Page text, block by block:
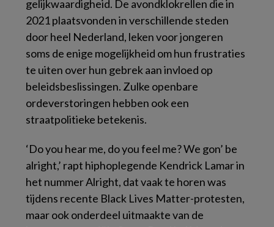
gelijkwaardigheid. De avondklokrellen die in
2021 plaatsvonden in verschillende steden
door heel Nederland, leken voor jongeren
soms de enige mogelijkheid om hun frustraties
te uiten over hun gebrek aan invloed op
beleidsbeslissingen. Zulke openbare
ordeverstoringen hebben ook een
straatpolitieke betekenis.
‘Do you hear me, do you feel me? We gon’ be
alright,’ rapt hiphoplegende Kendrick Lamar in
het nummerAlright, dat vaak te horen was
tijdens recente Black Lives Matter-protesten,
maar ook onderdeel uitmaakte van de